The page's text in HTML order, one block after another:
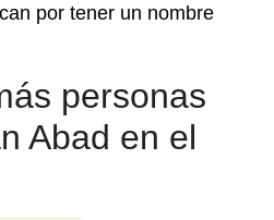
por tener un nombre
personas
Abad en el